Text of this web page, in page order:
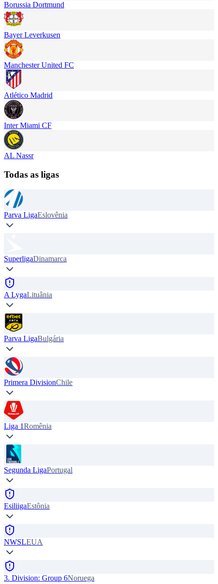
Borussia Dortmund
Bayer Leverkusen
Manchester United FC
Atlético Madrid
Inter Miami CF
AL Nassr
Todas as ligas
Parva LigaEslovênia
SuperligaDinamarca
A LygaLituânia
Parva LigaBulgária
Primera DivisionChile
Liga 1Romênia
Segunda LigaPortugal
EsiliigaEstônia
NWSLEUA
3. Division: Group 6Noruega